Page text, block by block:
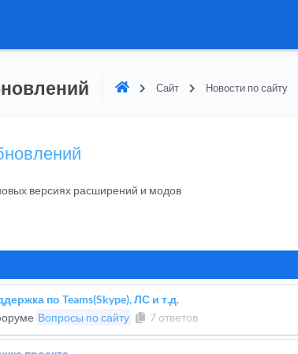
Сайт Новости по сайту
версиях расширений и модов
по Teams(Skype), ЛС и т.д.
Вопросы по сайту 7 ответов